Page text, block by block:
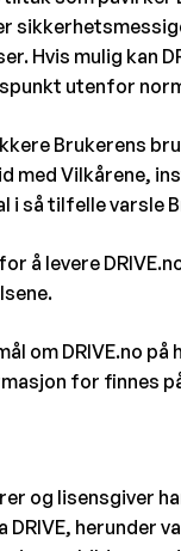
Hvis mulig kan
utenfor
Brukerens
med Vilkårene,
i så tilfelle varsle
å levere
om DRIVE.no
for finnes på
og
DRIVE,